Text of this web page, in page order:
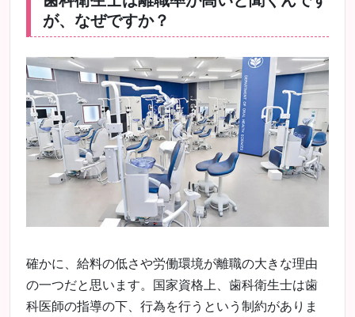
が、なぜですか？
確かに、給料の低さや労働環境が離職の大きな理由
の一つだと思います。国家資格上、歯科衛生士は歯
科医師の指導の下、行為を行うという制約がありま